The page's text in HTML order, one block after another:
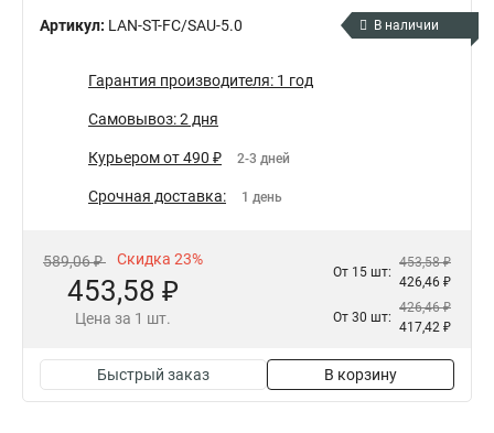
Артикул: LAN-ST-FC/SAU-5.0 В наличии
Гарантия производителя: 1 год
Самовывоз: 2 дня
Курьером от 490 ₽ 2-3 дней
Срочная доставка: 1 день
589,06 ₽ Скидка 23%
453,58 ₽
Цена за 1 шт.
От 15 шт:
453,58 ₽
426,46 ₽
От 30 шт:
426,46 ₽
417,42 ₽
Быстрый заказ В корзину